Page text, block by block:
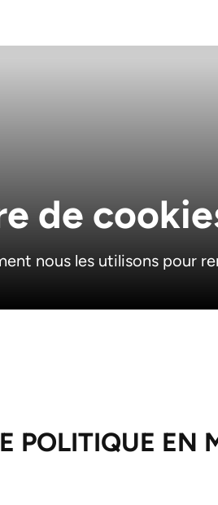
de
nous les utilisons pour
POLITIQUE EN